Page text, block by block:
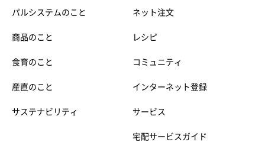
パルシステムのこと
商品のこと
食育のこと
産直のこと
サステナビリティ
ネット注文
レシピ
コミュニティ
インターネット登録
サービス
宅配サービスガイド